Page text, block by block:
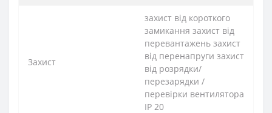
Захист
захист від короткого
замикання захист від
перевантажень захист
від перенапруги захист
від розрядки/
перезарядки /
перевірки вентилятора
IP 20